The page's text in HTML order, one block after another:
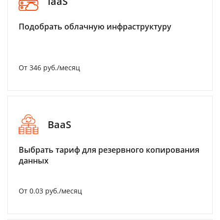
Подобрать облачную инфраструктуру
От 346 руб./месяц
BaaS
Выбрать тариф для резервного копирования
данных
От 0.03 руб./месяц